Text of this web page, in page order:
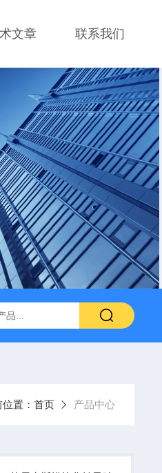
文章 联系我们
绍 0631-053BARKSDALE
置： 首页 产品中心